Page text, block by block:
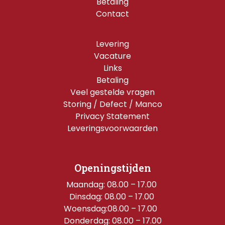
Contact
Levering
Vacature
Links
Betaling
Veel gestelde vragen
Storing / Defect / Manco
Privacy Statement
Leveringsvoorwaarden
Openingstijden
Maandag: 08.00 – 17.00
Dinsdag: 08.00 – 17.00
Woensdag:08.00 – 17.00
Donderdag: 08.00 – 17.00